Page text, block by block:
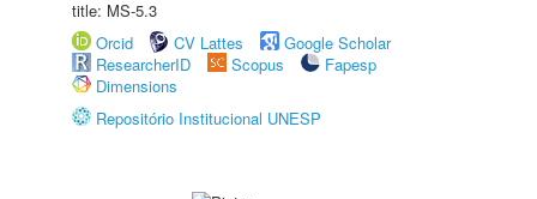
title: MS-5.3
Orcid
CV Lattes
Google Scholar
ResearcherID
Scopus
Fapesp
Dimensions
Repositório Institucional UNESP